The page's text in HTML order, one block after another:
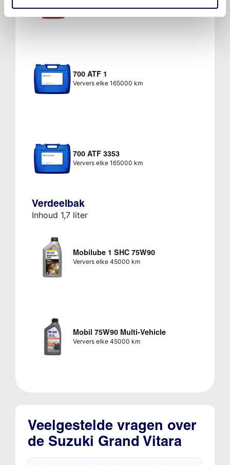
700 ATF 1
Ververs elke 165000 km
700 ATF 3353
Ververs elke 165000 km
Verdeelbak
Inhoud 1,7 liter
Mobilube 1 SHC 75W90
Ververs elke 45000 km
Mobil 75W90 Multi-Vehicle
Ververs elke 45000 km
Veelgestelde vragen over
de Suzuki Grand Vitara